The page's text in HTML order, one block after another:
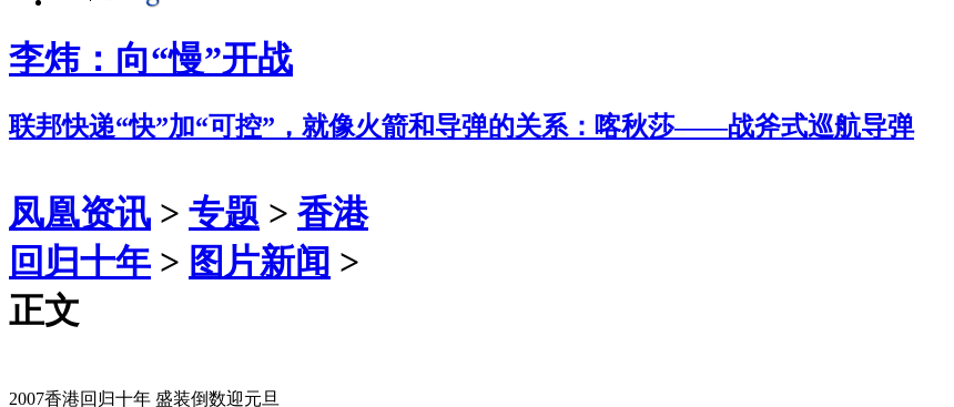
李炜：向“慢”开战
联邦快递“快”加“可控”，就像火箭和导弹的关系：喀秋莎——战斧式巡航导弹
凤凰资讯 > 专题 > 香港
回归十年 > 图片新闻 >
正文
2007香港回归十年 盛装倒数迎元旦